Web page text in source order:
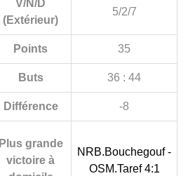
V/N/D
(Extérieur)
5/2/7
Points 35
Buts 36 : 44
Différence -8
Plus grande
victoire à
NRB.Bouchegouf -
OSM.Taref 4:1